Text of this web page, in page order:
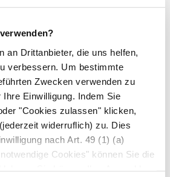
an Drittanbieter, die uns helfen,
verbessern. Um bestimmte
Zwecken verwenden zu
Ihre Einwilligung. Indem Sie
"Cookies zulassen" klicken,
widerruflich) zu. Dies
nach Art. 49 (1) (a)
Cookies" können Sie die
oder zur Schleimlösung
ist das
Heilverfahren in